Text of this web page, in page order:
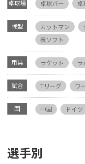
卓球場 卓球バー 卓
戦型 カットマン
表ソフト
用具 ラケット ラ
試合 Tリーグ ワ
国 中国 ドイツ
選手別